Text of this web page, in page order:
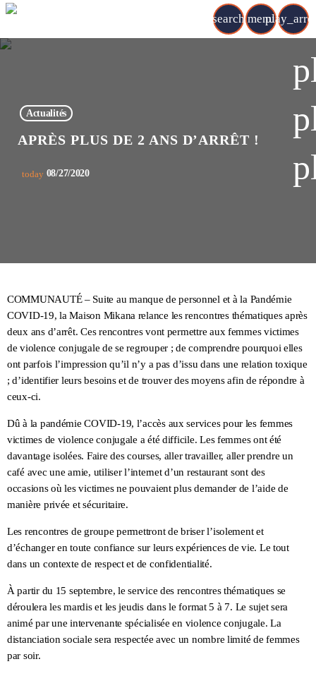
search menu
Actualités
APRÈS PLUS DE 2 ANS D’ARRÊT !
today 08/27/2020
COMMUNAUTÉ – Suite au manque de personnel et à la Pandémie
COVID-19, la Maison Mikana relance les rencontres thématiques après
deux ans d’arrêt. Ces rencontres vont permettre aux femmes victimes
de violence conjugale de se regrouper ; de comprendre pourquoi elles
ont parfois l’impression qu’il n’y a pas d’issu dans une relation toxique
; d’identifier leurs besoins et de trouver des moyens afin de répondre à
ceux-ci.
Dû à la pandémie COVID-19, l’accès aux services pour les femmes
victimes de violence conjugale a été difficile. Les femmes ont été
davantage isolées. Faire des courses, aller travailler, aller prendre un
café avec une amie, utiliser l’internet d’un restaurant sont des
occasions où les victimes ne pouvaient plus demander de l’aide de
manière privée et sécuritaire.
Les rencontres de groupe permettront de briser l’isolement et
d’échanger en toute confiance sur leurs expériences de vie. Le tout
dans un contexte de respect et de confidentialité.
À partir du 15 septembre, le service des rencontres thématiques se
déroulera les mardis et les jeudis dans le format 5 à 7. Le sujet sera
animé par une intervenante spécialisée en violence conjugale. La
distanciation sociale sera respectée avec un nombre limité de femmes
par soir.